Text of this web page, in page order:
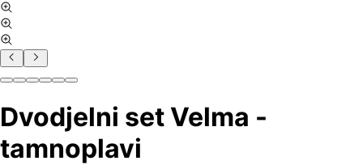
Dvodjelni set Velma -
tamnoplavi